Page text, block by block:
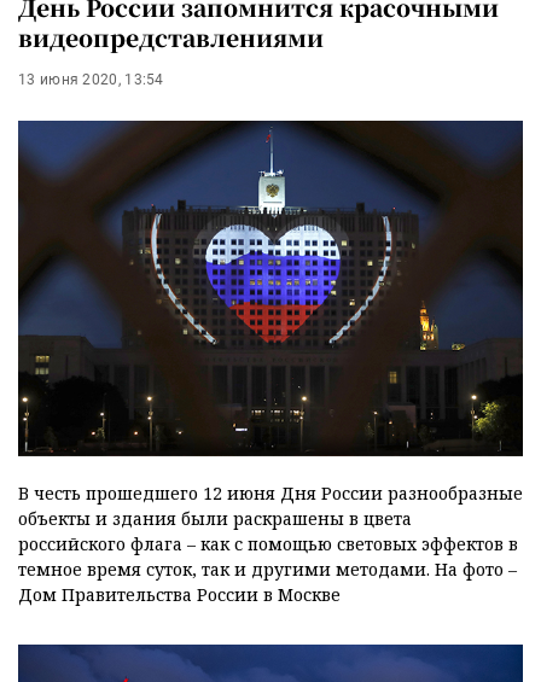
День России запомнится красочными
видеопредставлениями
13 июня 2020, 13:54
В честь прошедшего 12 июня Дня России разнообразные
объекты и здания были раскрашены в цвета
российского флага – как с помощью световых эффектов в
темное время суток, так и другими методами. На фото –
Дом Правительства России в Москве